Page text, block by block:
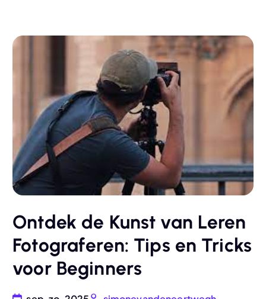
Ontdek de Kunst van Leren
Fotograferen: Tips en Tricks
voor Beginners